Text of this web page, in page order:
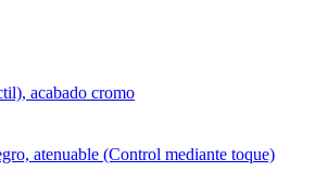
acabado cromo
atenuable (Control mediante toque)